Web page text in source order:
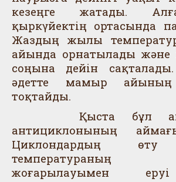
кезеңге жатады.
қыркүйектің ортасында
Жаздың жылы
айында орнатылады және
соңына дейін
әдетте мамыр айының
тоқтайды.
Қыста бұл
антициклонының
Циклондардың өту
температураның 5-
жоғарылауымен